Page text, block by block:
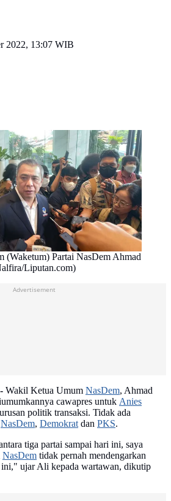
2022, 13:07 WIB
(Waketum) Partai NasDem Ahmad
Liputan.com)
Advertisement
Wakil Ketua Umum NasDem, Ahmad
cawapres untuk Anies
politik transaksi. Tidak ada
NasDem, Demokratdan PKS.
tiga partai sampai hari ini, saya
NasDem tidak pernah mendengarkan
ini," ujar Ali kepada wartawan, dikutip